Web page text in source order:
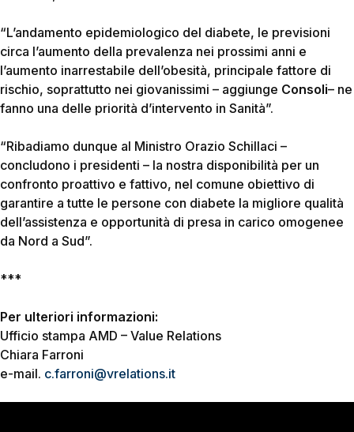
“L’andamento epidemiologico del diabete, le previsioni
circa l’aumento della prevalenza nei prossimi anni e
l’aumento inarrestabile dell’obesità, principale fattore di
rischio, soprattutto nei giovanissimi – aggiunge Consoli– ne
fanno una delle priorità d’intervento in Sanità”.
“Ribadiamo dunque al Ministro Orazio Schillaci –
concludono i presidenti – la nostra disponibilità per un
confronto proattivo e fattivo, nel comune obiettivo di
garantire a tutte le persone con diabete la migliore qualità
dell’assistenza e opportunità di presa in carico omogenee
da Nord a Sud”.
***
Per ulteriori informazioni:
Ufficio stampa AMD – Value Relations
Chiara Farroni
e-mail. c.farroni@vrelations.it